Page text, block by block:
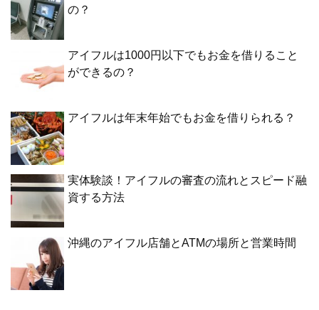
の？
アイフルは1000円以下でもお金を借りること
ができるの？
アイフルは年末年始でもお金を借りられる？
実体験談！アイフルの審査の流れとスピード融
資する方法
沖縄のアイフル店舗とATMの場所と営業時間